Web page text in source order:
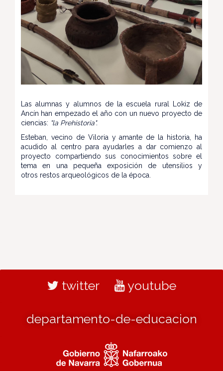
Las alumnas y alumnos de la escuela rural Lokiz de
Ancín han empezado el año con un nuevo proyecto de
ciencias: "la Prehistoria".
Esteban, vecino de Viloria y amante de la historia, ha
acudido al centro para ayudarles a dar comienzo al
proyecto compartiendo sus conocimientos sobre el
tema en una pequeña exposición de utensilios y
otros restos arqueológicos de la época.
twitter youtube
departamento-de-educacion